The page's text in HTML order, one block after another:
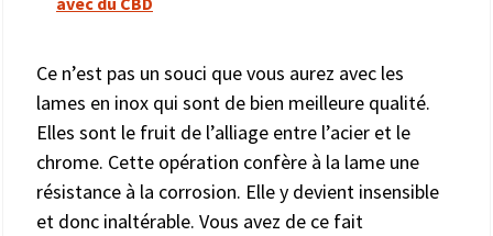
Ce n’est pas un souci que vous aurez avec les
lames en inox qui sont de bien meilleure qualité.
Elles sont le fruit de l’alliage entre l’acier et le
chrome. Cette opération confère à la lame une
résistance à la corrosion. Elle y devient insensible
et donc inaltérable. Vous avez de ce fait